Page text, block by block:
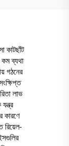
কাটছাঁট
কম ব্যথা
গঠনের
লাভ
কারণে
রিয়েল-